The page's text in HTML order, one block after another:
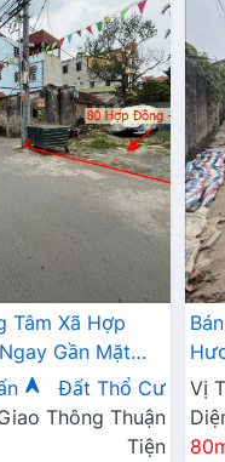
Tâm Xã Hợp
Gần Mặt
Đất Thổ Cư
Thông Thuận
Tiện
Vị